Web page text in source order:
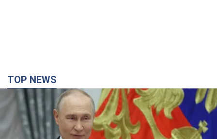
Путин не готов завершить войну: две карты
Кремля, которые нужно разыграть, чтобы
изменить его мнение. Интервью с Веселовским
Без изменения позиции России о скором завершении войны
не будет